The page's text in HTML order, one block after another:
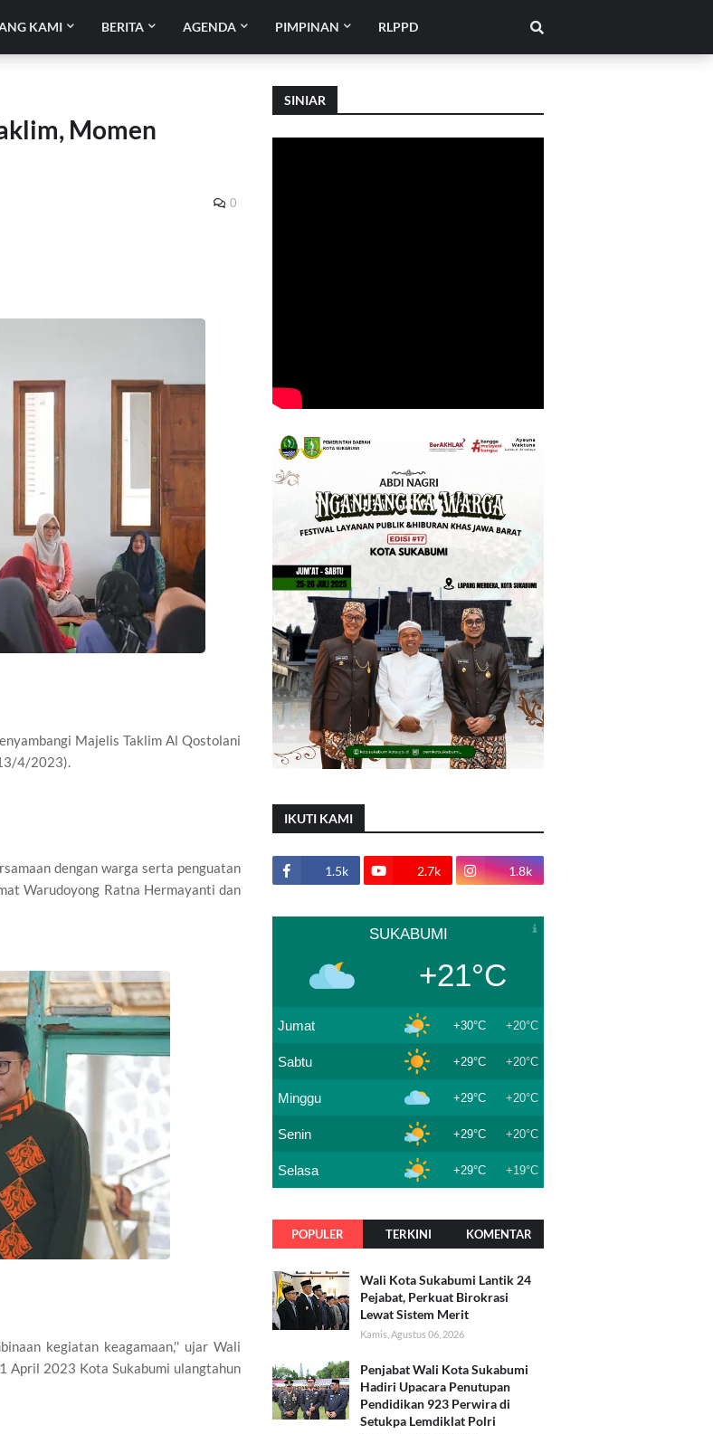
KAMI BERITA AGENDA PIMPINAN RLPPD
Momen
0
Majelis Taklim Al Qostolani
4/2023).
dengan warga serta penguatan
Warudoyong Ratna Hermayanti dan
kegiatan keagamaan,'' ujar Wali
April 2023 Kota Sukabumi ulangtahun
SINIAR
IKUTI KAMI
1.5k 2.7k 1.8k
SUKABUMI
+21°C
Jumat +30°C +20°C
Sabtu +29°C +20°C
Minggu +29°C +20°C
Senin +29°C +20°C
Selasa +29°C +19°C
POPULER TERKINI KOMENTAR
Wali Kota Sukabumi Lantik 24
Pejabat, Perkuat Birokrasi
Lewat Sistem Merit
Kamis, Agustus 06, 2026
Penjabat Wali Kota Sukabumi
Hadiri Upacara Penutupan
Pendidikan 923 Perwira di
Setukpa Lemdiklat Polri